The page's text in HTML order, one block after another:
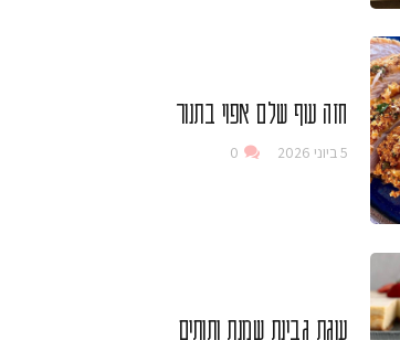
חזה עוף שלם אפוי בתנור
5 ביוני 2026 0
עוגת גבינת שמנת ותותים